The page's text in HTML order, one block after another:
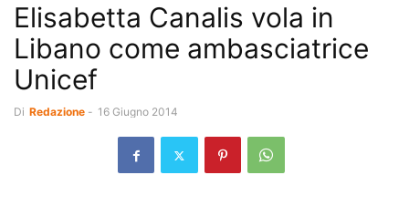
Elisabetta Canalis vola in
Libano come ambasciatrice
Unicef
Di Redazione - 16 Giugno 2014